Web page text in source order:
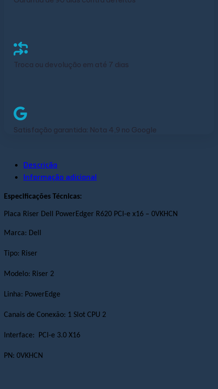
Troca ou devolução em até 7 dias
Satisfação garantida: Nota 4,9 no Google
Descrição
Informação adicional
Especificações Técnicas:
Placa Riser Dell PowerEdger R620 PCI-e x16 – 0VKHCN
Marca: Dell
Tipo: Riser
Modelo: Riser 2
Linha: PowerEdge
Canais de Conexão: 1 Slot CPU 2
Interface: PCI-e 3.0 X16
PN: 0VKHCN